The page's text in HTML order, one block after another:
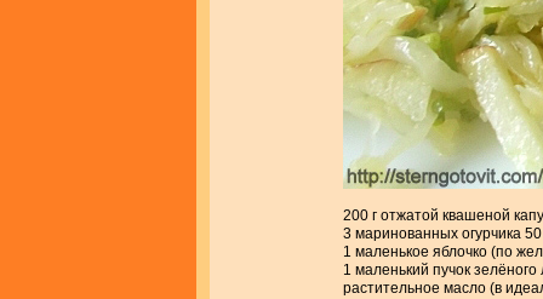
200 г отжатой квашеной
3 маринованных огурчика 50
1 маленькое яблочко (по
1 маленький пучок зелёного
растительное масло (в